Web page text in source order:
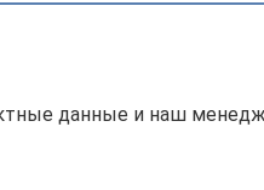
данные и наш